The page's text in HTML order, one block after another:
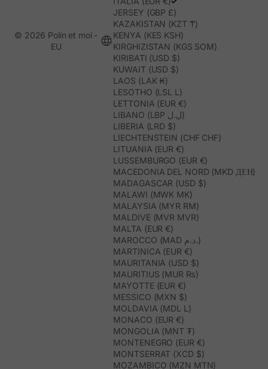
JERSEY (GBP £)
KAZAKISTAN (KZT ₸)
KENYA (KES KSH)
KIRGHIZISTAN (KGS SOM)
KIRIBATI (USD $)
KUWAIT (USD $)
LAOS (LAK ₭)
LESOTHO (LSL L)
LETTONIA (EUR €)
LIBANO (LBP ل.ل)
LIBERIA (LRD $)
LIECHTENSTEIN (CHF CHF)
LITUANIA (EUR €)
LUSSEMBURGO (EUR €)
MACEDONIA DEL NORD (MKD ДЕН)
MADAGASCAR (USD $)
MALAWI (MWK MK)
MALAYSIA (MYR RM)
MALDIVE (MVR MVR)
MALTA (EUR €)
MAROCCO (MAD د.م.)
MARTINICA (EUR €)
MAURITANIA (USD $)
MAURITIUS (MUR ₨)
MAYOTTE (EUR €)
MESSICO (MXN $)
MOLDAVIA (MDL L)
MONACO (EUR €)
MONGOLIA (MNT ₮)
MONTENEGRO (EUR €)
MONTSERRAT (XCD $)
MOZAMBICO (MZN MTN)
© 2026 Polín et moi -
EU